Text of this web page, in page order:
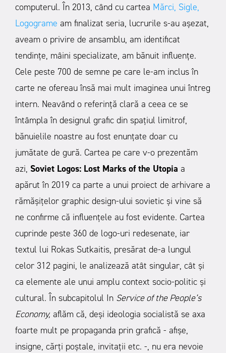
computerul. În 2013, când cu cartea Mărci, Sigle,
Logograme am finalizat seria, lucrurile s-au așezat,
aveam o privire de ansamblu, am identificat
tendințe, mâini specializate, am bănuit influențe.
Cele peste 700 de semne pe care le-am inclus în
carte ne ofereau însă mai mult imaginea unui întreg
intern. Neavând o referință clară a ceea ce se
întâmpla în designul grafic din spațiul limitrof,
bănuielile noastre au fost enunțate doar cu
jumătate de gură. Cartea pe care v-o prezentăm
azi, Soviet Logos: Lost Marks of the Utopia a
apărut în 2019 ca parte a unui proiect de arhivare a
rămășițelor graphic design-ului sovietic și vine să
ne confirme că influențele au fost evidente. Cartea
cuprinde peste 360 de logo-uri redesenate, iar
textul lui Rokas Sutkaitis, presărat de-a lungul
celor 312 pagini, le analizează atât singular, cât și
ca elemente ale unui amplu context socio-politic și
cultural. În subcapitolul In Service of the People’s
Economy, aflăm că, deși ideologia socialistă se axa
foarte mult pe propaganda prin grafică - afișe,
insigne, cărți poștale, invitații etc. -, nu era nevoie